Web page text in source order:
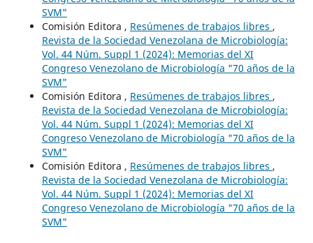
SVM"
Comisión Editora , Resúmenes de trabajos libres ,
Revista de la Sociedad Venezolana de Microbiología:
Vol. 44 Núm. Suppl 1 (2024): Memorias del XI
Congreso Venezolano de Microbiología "70 años de la
SVM"
Comisión Editora , Resúmenes de trabajos libres ,
Revista de la Sociedad Venezolana de Microbiología:
Vol. 44 Núm. Suppl 1 (2024): Memorias del XI
Congreso Venezolano de Microbiología "70 años de la
SVM"
Comisión Editora , Resúmenes de trabajos libres ,
Revista de la Sociedad Venezolana de Microbiología:
Vol. 44 Núm. Suppl 1 (2024): Memorias del XI
Congreso Venezolano de Microbiología "70 años de la
SVM"